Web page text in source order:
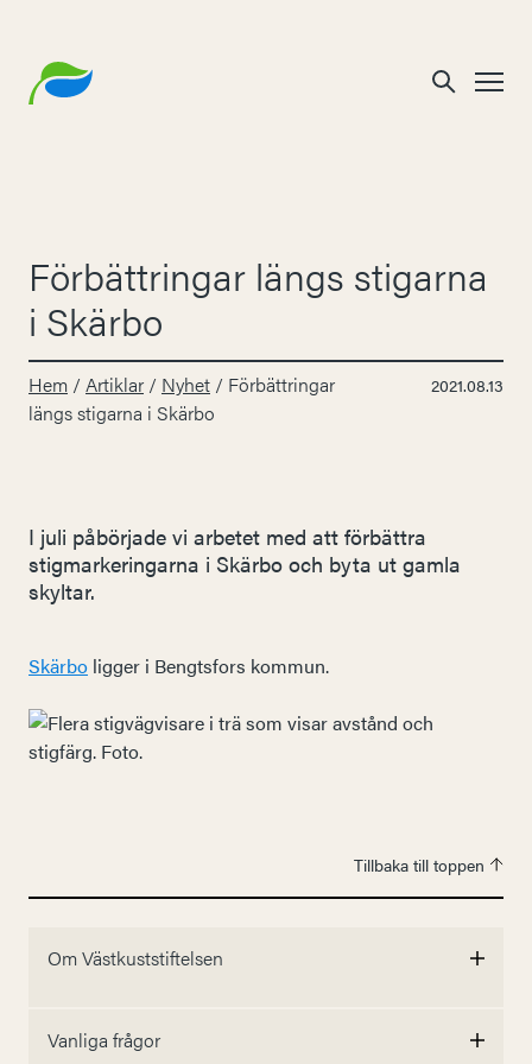
Förbättringar längs stigarna
i Skärbo
Hem / Artiklar / Nyhet / Förbättringar
längs stigarna i Skärbo
2021.08.13
I juli påbörjade vi arbetet med att förbättra
stigmarkeringarna i Skärbo och byta ut gamla
skyltar.
Skärbo ligger i Bengtsfors kommun.
Tillbaka till toppen
Om Västkuststiftelsen
Vanliga frågor